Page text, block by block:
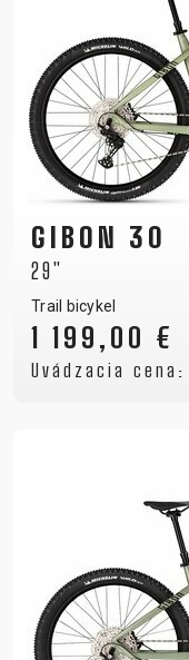
GIBON 30
29"
Trail bicykel
1 199,00 €
Uvádzacia cena: